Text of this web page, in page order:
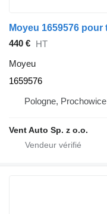
440 € HT
Moyeu
1659576
Pologne, Prochowice
Vent Auto Sp. z o.o.